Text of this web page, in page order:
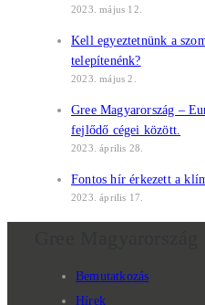
2023. május 12.
Kell egyeztetnünk a
telepítenénk?
2023. május 2.
Gree Magyarország –
fejlődő cégei között.
2023. április 28.
Fontos hír érkezett a
2023. április 17.
Bemutatkozás
Hírek